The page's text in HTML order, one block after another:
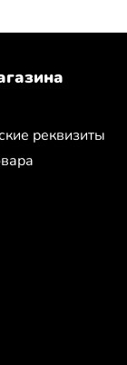
реквизиты